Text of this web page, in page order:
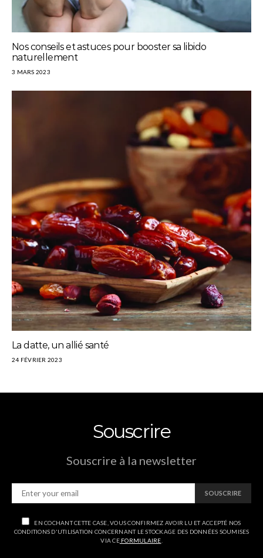
Nos conseils et astuces pour booster sa libido
naturellement
3 MARS 2023
La datte, un allié santé
24 FÉVRIER 2023
Souscrire
Souscrire à la newsletter
SOUSCRIRE
EN COCHANT CETTE CASE, VOUS CONFIRMEZ AVOIR LU ET ACCEPTÉ NOS
CONDITIONS D'UTILISATION CONCERNANT LE STOCKAGE DES DONNÉES SOUMISES
VIA CEFORMULAIRE